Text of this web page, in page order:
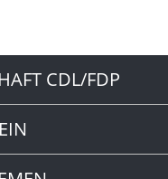
CDL/FDP